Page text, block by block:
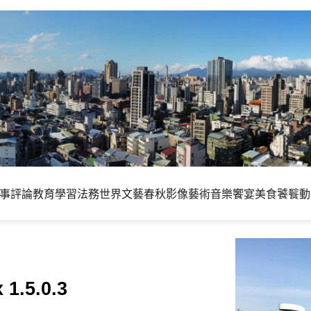
評論教育學習法務世界文藝春秋影像藝術音樂饗宴美食饕餮
1.5.0.3